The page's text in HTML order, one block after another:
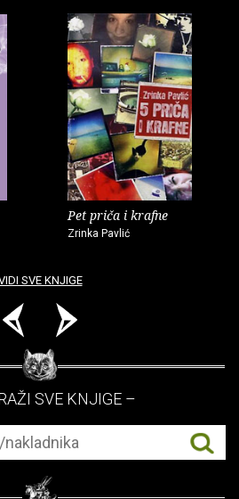
Pet priča i krafne
Zrinka Pavlić
SVE KNJIGE
SVE KNJIGE –